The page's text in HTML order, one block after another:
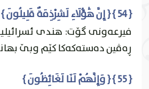
{ 54 } { إِنَّ هَٰؤُلَاءِ لَشِرْذِمَةٌ قَلِيلُونَ }
فيرعه‌ونى گۆت: هندى
ڕه‌ڤين ده‌سته‌كه‌كا كێم وبێ
{ 55 } { وَإِنَّهُمْ لَنَا لَغَائِظُونَ }